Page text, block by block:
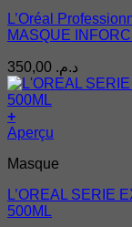
L’Oréal
MASQUE
د.م.
+
Aperçu
Masque
L’OREAL SERIE
500ML